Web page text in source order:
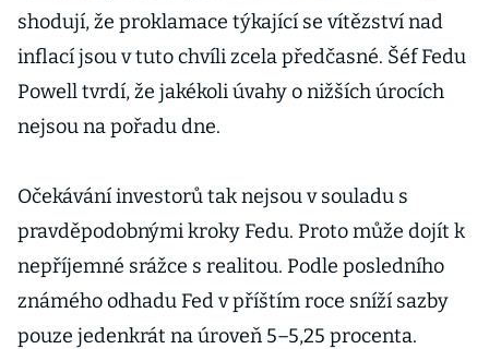
shodují, že proklamace týkající se vítězství nad
inflací jsou v tuto chvíli zcela předčasné. Šéf Fedu
Powell tvrdí, že jakékoli úvahy o nižších úrocích
nejsou na pořadu dne.
Očekávání investorů tak nejsou v souladu s
pravděpodobnými kroky Fedu. Proto může dojít k
nepříjemné srážce s realitou. Podle posledního
známého odhadu Fed v příštím roce sníží sazby
pouze jedenkrát na úroveň 5–5,25 procenta.